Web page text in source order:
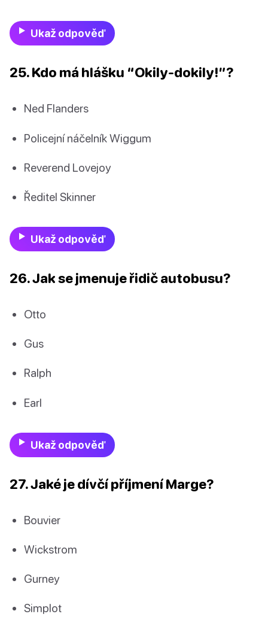
Ukaž odpověď
25. Kdo má hlášku “Okily-dokily!”?
Ned Flanders
Policejní náčelník Wiggum
Reverend Lovejoy
Ředitel Skinner
Ukaž odpověď
26. Jak se jmenuje řidič autobusu?
Otto
Gus
Ralph
Earl
Ukaž odpověď
27. Jaké je dívčí příjmení Marge?
Bouvier
Wickstrom
Gurney
Simplot